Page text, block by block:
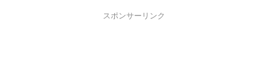
スポンサーリンク